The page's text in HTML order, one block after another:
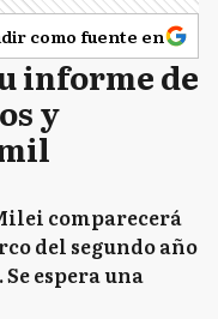
como fuente en
informe de
y
comparecerá
del segundo año
espera una